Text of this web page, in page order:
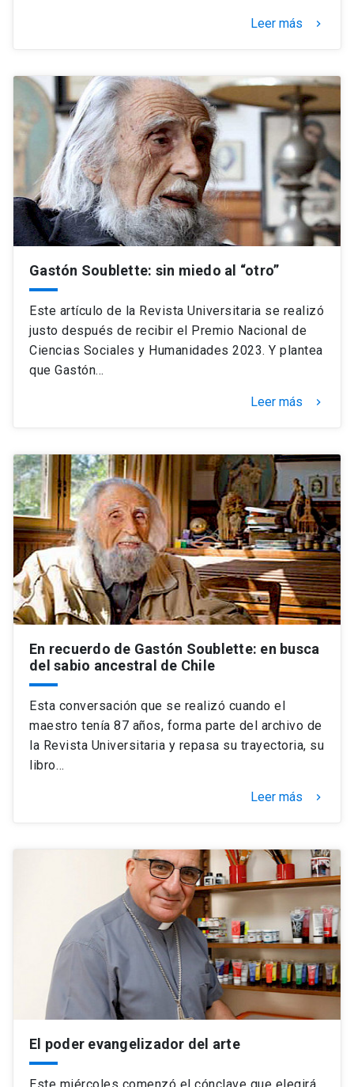
Leer más keyboard_arrow_right
Gastón Soublette: sin miedo al “otro”
Este artículo de la Revista Universitaria se realizó
justo después de recibir el Premio Nacional de
Ciencias Sociales y Humanidades 2023. Y plantea
que Gastón…
Leer más keyboard_arrow_right
En recuerdo de Gastón Soublette: en busca
del sabio ancestral de Chile
Esta conversación que se realizó cuando el
maestro tenía 87 años, forma parte del archivo de
la Revista Universitaria y repasa su trayectoria, su
libro…
Leer más keyboard_arrow_right
El poder evangelizador del arte